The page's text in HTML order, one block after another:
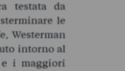
testata da
le
Westerman
intorno al
e i maggiori